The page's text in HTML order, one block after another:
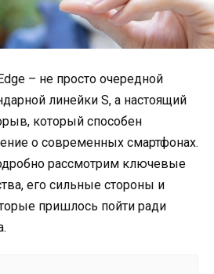
– не просто очередной
линейки S, а настоящий
который способен
о современных смартфонах.
рассмотрим ключевые
его сильные стороны и
пришлось пойти ради